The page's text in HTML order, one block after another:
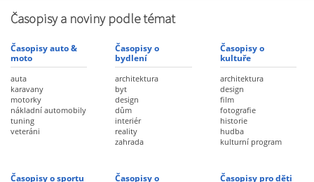
Časopisy a noviny podle témat
Časopisy auto &
moto
auta
karavany
motorky
nákladní automobily
tuning
veteráni
Časopisy o
bydlení
architektura
byt
design
dům
interiér
reality
zahrada
Časopisy o
kultuře
architektura
design
film
fotografie
historie
hudba
kulturní program
Časopisy o sportu
Časopisy o
Časopisy pro děti